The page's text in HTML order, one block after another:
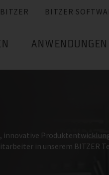
BITZER
ANWENDUNGEN
in unserem BITZER